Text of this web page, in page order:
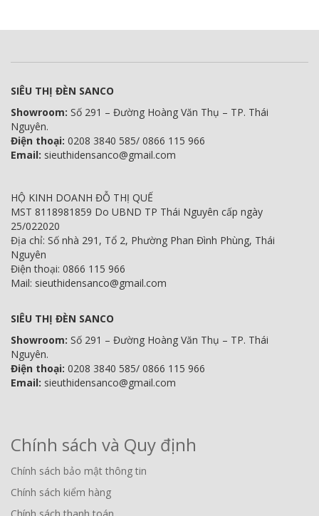
SIÊU THỊ ĐÈN SANCO
Showroom: Số 291 – Đường Hoàng Văn Thụ – TP. Thái
Nguyên.
Điện thoại: 0208 3840 585/ 0866 115 966
Email: sieuthidensanco@gmail.com
HỘ KINH DOANH ĐỖ THỊ QUẾ
MST 8118981859 Do UBND TP Thái Nguyên cấp ngày
25/022020
Địa chỉ: Số nhà 291, Tổ 2, Phường Phan Đình Phùng, Thái
Nguyên
Điện thoại: 0866 115 966
Mail: sieuthidensanco@gmail.com
SIÊU THỊ ĐÈN SANCO
Showroom: Số 291 – Đường Hoàng Văn Thụ – TP. Thái
Nguyên.
Điện thoại: 0208 3840 585/ 0866 115 966
Email: sieuthidensanco@gmail.com
Chính sách và Quy định
Chính sách bảo mật thông tin
Chính sách kiểm hàng